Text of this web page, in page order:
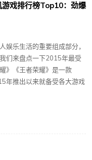
戏排行榜Top10：劲爆
乐生活的重要组成部分，
们来盘点一下2015年最受
》《王者荣耀》是一款
年推出以来就备受各大游戏